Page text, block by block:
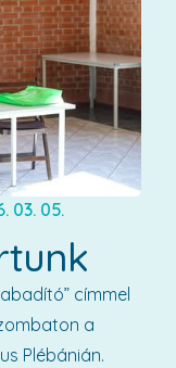
03. 05.
címmel
a
Plébánián.